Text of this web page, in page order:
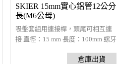
SKIER 15mm實心鋁管12公分
長(M6公母)
吸盤套組用連接桿，頭尾可相互連
接 直徑：15 mm 長度：100mm 螺牙